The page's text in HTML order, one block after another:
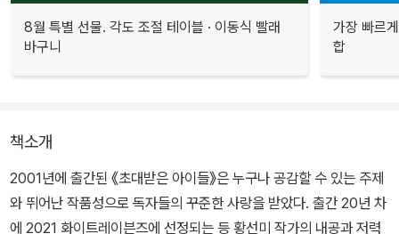
8월 특별 선물. 각도 조절 테이블 · 이동식 빨래
바구니
가장 빠르
합
책소개
2001년에 출간된 《초대받은 아이들》은 누구나 공감할 수 있는 주제
와 뛰어난 작품성으로 독자들의 꾸준한 사랑을 받았다. 출간 20년 차
에 2021 화이트레이븐즈에 선정되는 등 황선미 작가의 내공과 저력